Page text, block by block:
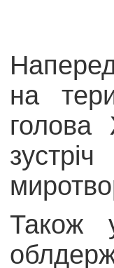
на
голова
Також